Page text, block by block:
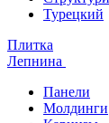
Турецкий
Плитка
Лепнина
Панели
Молдинги